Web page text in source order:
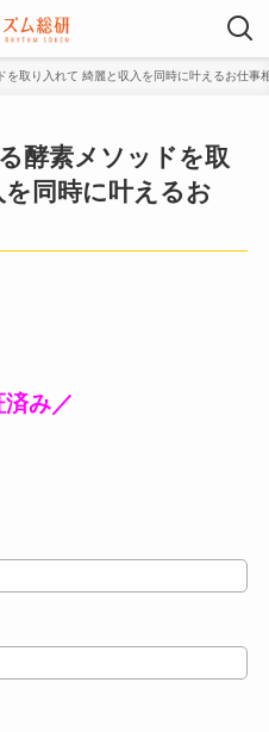
を取り入れて 綺麗と収入を同時に叶えるお仕事
酵素メソッドを取
同時に叶えるお
済み／